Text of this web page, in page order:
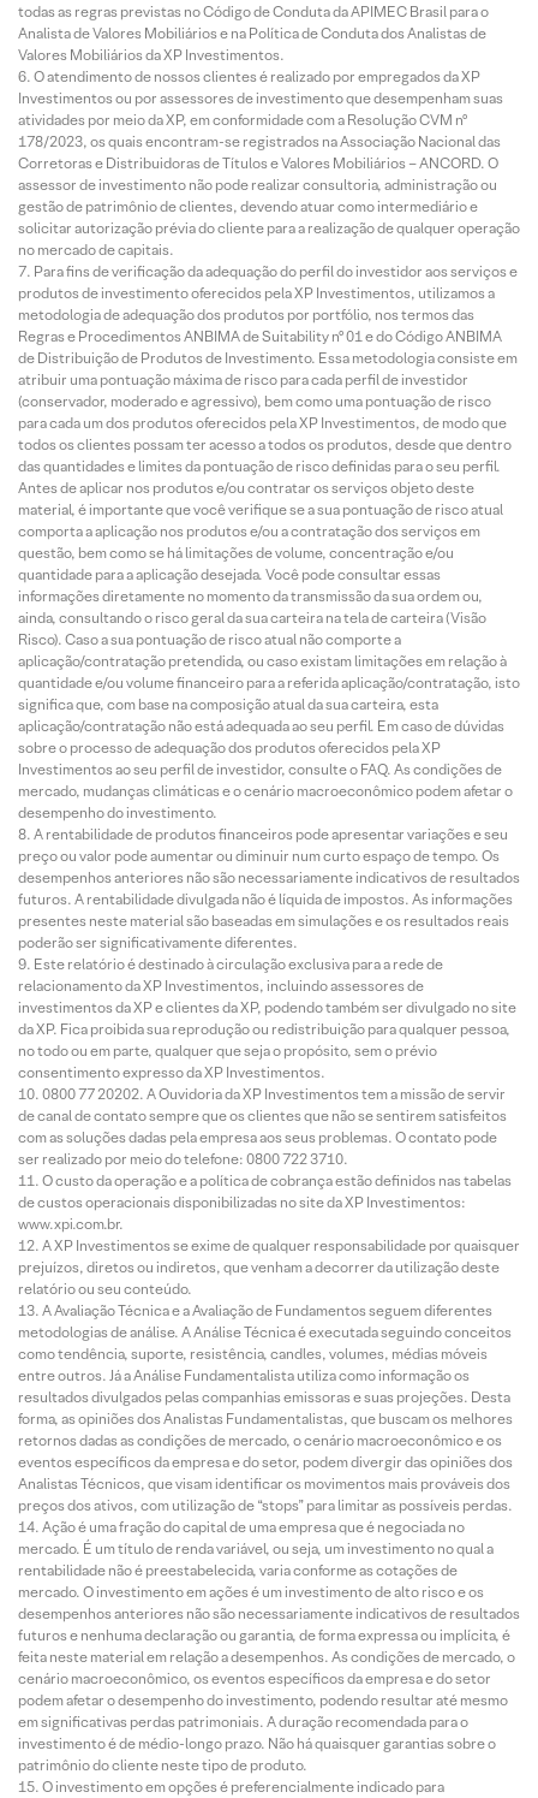
todas as regras previstas no Código de Conduta da APIMEC Brasil para o
Analista de Valores Mobiliários e na Política de Conduta dos Analistas de
Valores Mobiliários da XP Investimentos.
O atendimento de nossos clientes é realizado por empregados da XP
Investimentos ou por assessores de investimento que desempenham suas
atividades por meio da XP, em conformidade com a Resolução CVM nº
178/2023, os quais encontram-se registrados na Associação Nacional das
Corretoras e Distribuidoras de Títulos e Valores Mobiliários – ANCORD. O
assessor de investimento não pode realizar consultoria, administração ou
gestão de patrimônio de clientes, devendo atuar como intermediário e
solicitar autorização prévia do cliente para a realização de qualquer operação
no mercado de capitais.
Para fins de verificação da adequação do perfil do investidor aos serviços e
produtos de investimento oferecidos pela XP Investimentos, utilizamos a
metodologia de adequação dos produtos por portfólio, nos termos das
Regras e Procedimentos ANBIMA de Suitability nº 01 e do Código ANBIMA
de Distribuição de Produtos de Investimento. Essa metodologia consiste em
atribuir uma pontuação máxima de risco para cada perfil de investidor
(conservador, moderado e agressivo), bem como uma pontuação de risco
para cada um dos produtos oferecidos pela XP Investimentos, de modo que
todos os clientes possam ter acesso a todos os produtos, desde que dentro
das quantidades e limites da pontuação de risco definidas para o seu perfil.
Antes de aplicar nos produtos e/ou contratar os serviços objeto deste
material, é importante que você verifique se a sua pontuação de risco atual
comporta a aplicação nos produtos e/ou a contratação dos serviços em
questão, bem como se há limitações de volume, concentração e/ou
quantidade para a aplicação desejada. Você pode consultar essas
informações diretamente no momento da transmissão da sua ordem ou,
ainda, consultando o risco geral da sua carteira na tela de carteira (Visão
Risco). Caso a sua pontuação de risco atual não comporte a
aplicação/contratação pretendida, ou caso existam limitações em relação à
quantidade e/ou volume financeiro para a referida aplicação/contratação, isto
significa que, com base na composição atual da sua carteira, esta
aplicação/contratação não está adequada ao seu perfil. Em caso de dúvidas
sobre o processo de adequação dos produtos oferecidos pela XP
Investimentos ao seu perfil de investidor, consulte o FAQ. As condições de
mercado, mudanças climáticas e o cenário macroeconômico podem afetar o
desempenho do investimento.
A rentabilidade de produtos financeiros pode apresentar variações e seu
preço ou valor pode aumentar ou diminuir num curto espaço de tempo. Os
desempenhos anteriores não são necessariamente indicativos de resultados
futuros. A rentabilidade divulgada não é líquida de impostos. As informações
presentes neste material são baseadas em simulações e os resultados reais
poderão ser significativamente diferentes.
Este relatório é destinado à circulação exclusiva para a rede de
relacionamento da XP Investimentos, incluindo assessores de
investimentos da XP e clientes da XP, podendo também ser divulgado no site
da XP. Fica proibida sua reprodução ou redistribuição para qualquer pessoa,
no todo ou em parte, qualquer que seja o propósito, sem o prévio
consentimento expresso da XP Investimentos.
0800 77 20202. A Ouvidoria da XP Investimentos tem a missão de servir
de canal de contato sempre que os clientes que não se sentirem satisfeitos
com as soluções dadas pela empresa aos seus problemas. O contato pode
ser realizado por meio do telefone: 0800 722 3710.
O custo da operação e a política de cobrança estão definidos nas tabelas
de custos operacionais disponibilizadas no site da XP Investimentos:
www.xpi.com.br.
A XP Investimentos se exime de qualquer responsabilidade por quaisquer
prejuízos, diretos ou indiretos, que venham a decorrer da utilização deste
relatório ou seu conteúdo.
A Avaliação Técnica e a Avaliação de Fundamentos seguem diferentes
metodologias de análise. A Análise Técnica é executada seguindo conceitos
como tendência, suporte, resistência, candles, volumes, médias móveis
entre outros. Já a Análise Fundamentalista utiliza como informação os
resultados divulgados pelas companhias emissoras e suas projeções. Desta
forma, as opiniões dos Analistas Fundamentalistas, que buscam os melhores
retornos dadas as condições de mercado, o cenário macroeconômico e os
eventos específicos da empresa e do setor, podem divergir das opiniões dos
Analistas Técnicos, que visam identificar os movimentos mais prováveis dos
preços dos ativos, com utilização de “stops” para limitar as possíveis perdas.
Ação é uma fração do capital de uma empresa que é negociada no
mercado. É um título de renda variável, ou seja, um investimento no qual a
rentabilidade não é preestabelecida, varia conforme as cotações de
mercado. O investimento em ações é um investimento de alto risco e os
desempenhos anteriores não são necessariamente indicativos de resultados
futuros e nenhuma declaração ou garantia, de forma expressa ou implícita, é
feita neste material em relação a desempenhos. As condições de mercado, o
cenário macroeconômico, os eventos específicos da empresa e do setor
podem afetar o desempenho do investimento, podendo resultar até mesmo
em significativas perdas patrimoniais. A duração recomendada para o
investimento é de médio-longo prazo. Não há quaisquer garantias sobre o
patrimônio do cliente neste tipo de produto.
O investimento em opções é preferencialmente indicado para